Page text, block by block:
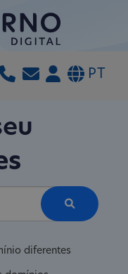
PT
diferentes